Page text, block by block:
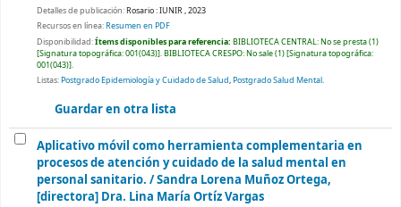
Detalles de publicación:Rosario :IUNIR ,2023
Recursos en línea:Resumen en PDF
Disponibilidad:Ítems disponibles para referencia: BIBLIOTECA CENTRAL: No se presta(1)
Signatura topográfica:001(043) .BIBLIOTECA CRESPO: No sale(1) Signatura topográfica:
001(043) .
Listas:Postgrado Epidemiología y Cuidado de Salud,Postgrado Salud Mental.
Guardar en otra lista
Aplicativo móvil como herramienta complementaria en
procesos de atención y cuidado de la salud mental en
personal sanitario. /Sandra Lorena Muñoz Ortega,
[directora] Dra. Lina María Ortíz Vargas